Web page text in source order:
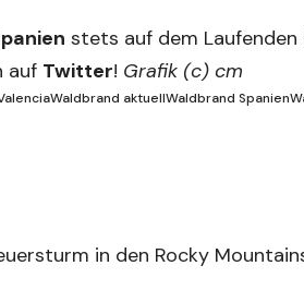
stets auf dem Laufenden
auf Twitter! Grafik (c) cm
Waldbrand aktuellWaldbrand Spanien
in den Rocky